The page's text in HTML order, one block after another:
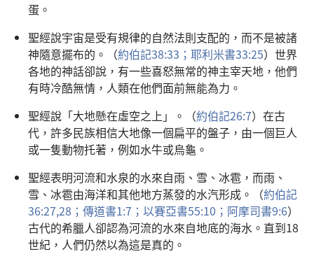
蛋。
聖經說宇宙是受有規律的自然法則支配的，而不是被諸
神隨意擺布的。（約伯記38:33； 耶利米書33:25）世界
各地的神話卻說，有一些喜怒無常的神主宰天地，他們
有時冷酷無情，人類在他們面前無能為力。
聖經說「大地懸在虛空之上」。（約伯記26:7）在古
代，許多民族相信大地像一個扁平的盤子，由一個巨人
或一隻動物托著，例如水牛或烏龜。
聖經表明河流和水泉的水來自雨、雪、冰雹，而雨、
雪、冰雹由海洋和其他地方蒸發的水汽形成。（約伯記
36:27,28； 傳道書1:7； 以賽亞書55:10； 阿摩司書9:6）
古代的希臘人卻認為河流的水來自地底的海水。直到18
世紀，人們仍然以為這是真的。